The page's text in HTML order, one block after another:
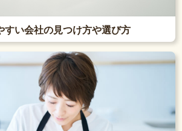
すい会社の見つけ方や選び方